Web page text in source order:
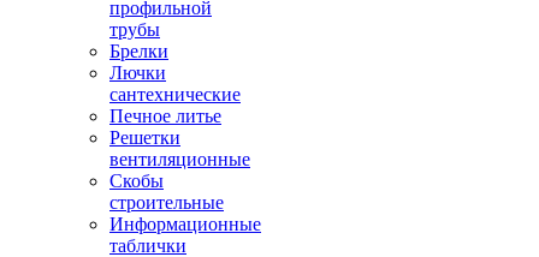
профильной
трубы
Брелки
Лючки
сантехнические
Печное литье
Решетки
вентиляционные
Скобы
строительные
Информационные
таблички